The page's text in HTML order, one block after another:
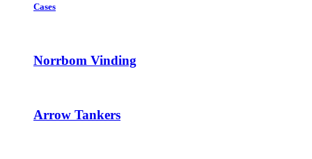
Cases
Norrbom Vinding
Arrow Tankers